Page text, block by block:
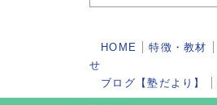
HOME 特徴・教材
せ
ブログ【塾だより】